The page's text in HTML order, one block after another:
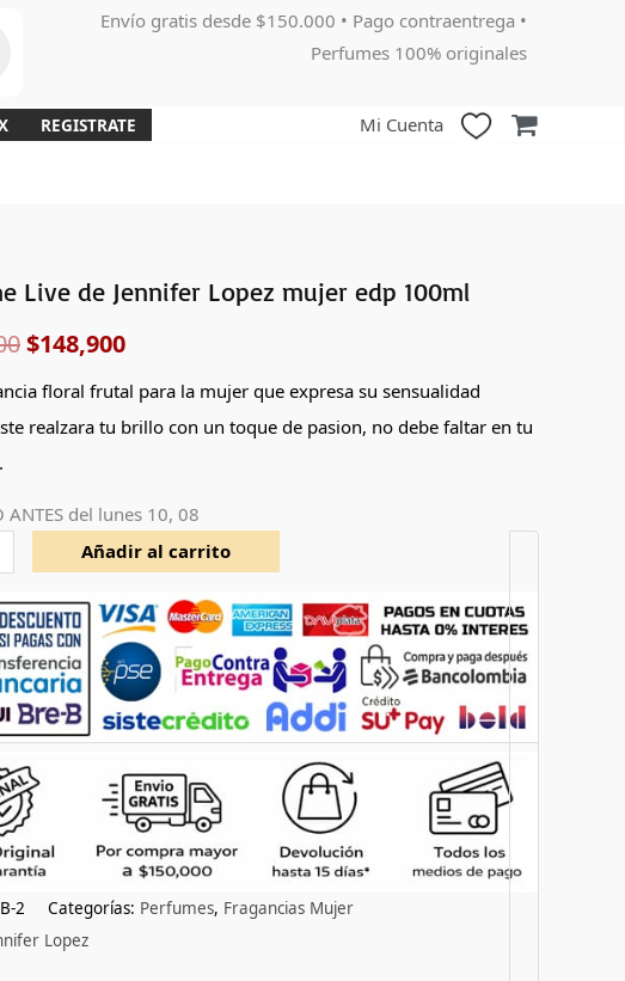
Envío gratis desde $150.000 • Pago contraentrega •
Perfumes 100% originales
REGISTRATE Mi Cuenta
Live de Jennifer Lopez mujer edp 100ml
El
precio
original
era:
$148,900
El
precio
actual
es:
floral frutal para la mujer que expresa su sensualidad
realzara tu brillo con un toque de pasion, no debe faltar en tu
ANTES del lunes 10, 08
Añadir al carrito
2 Categorías: Perfumes, Fragancias Mujer
Lopez